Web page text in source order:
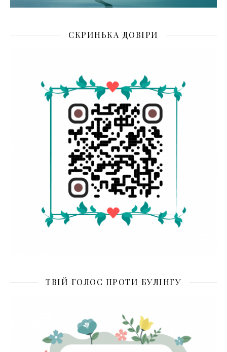
СКРИНЬКА ДОВІРИ
ТВІЙ ГОЛОС ПРОТИ БУЛІНГУ